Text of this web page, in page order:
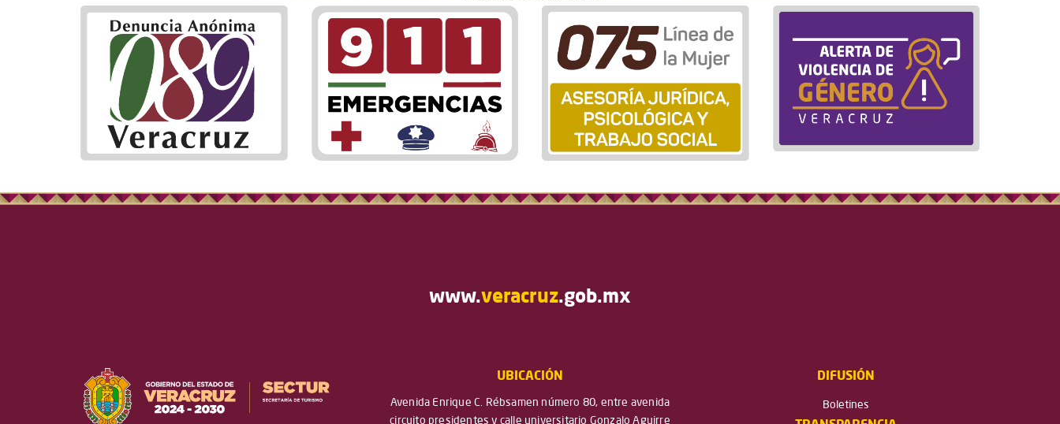
www.veracruz.gob.mx
UBICACIÓN
Avenida Enrique C. Rébsamen número 80, entre avenida
circuito presidentes y calle universitario Gonzalo Aguirre
DIFUSIÓN
Boletines